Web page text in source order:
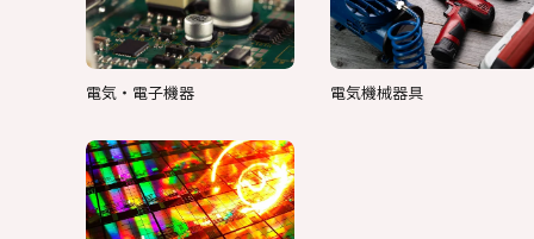
電気・電子機器 電気機械器具